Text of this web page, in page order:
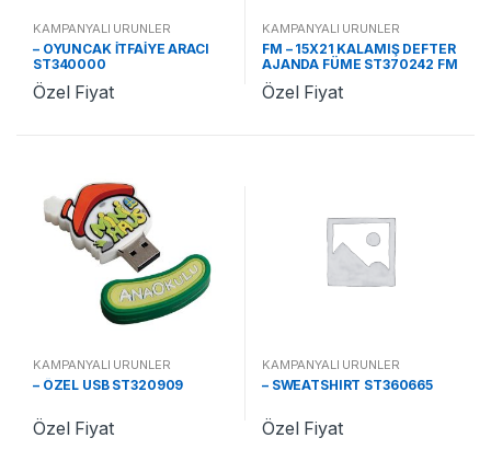
KAMPANYALI ÜRÜNLER
– OYUNCAK İTFAİYE ARACI
ST340000
Özel Fiyat
KAMPANYALI ÜRÜNLER
FM – 15X21 KALAMIŞ DEFTER
AJANDA FÜME ST370242 FM
Özel Fiyat
KAMPANYALI ÜRÜNLER
– ÖZEL USB ST320909
Özel Fiyat
KAMPANYALI ÜRÜNLER
– SWEATSHIRT ST360665
Özel Fiyat